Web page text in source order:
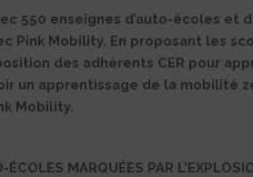
550 enseignes d’auto-écoles
Pink Mobility. En proposant les
des adhérents CER pour
un apprentissage de la mobilité
Mobility.
ÉCOLES MARQUÉES PAR